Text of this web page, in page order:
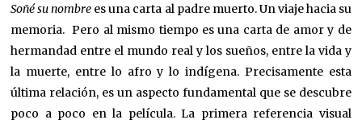
Soñé su nombre es una carta al padre muerto. Un viaje hacia su
memoria. Pero al mismo tiempo es una carta de amor y de
hermandad entre el mundo real y los sueños, entre la vida y
la muerte, entre lo afro y lo indígena. Precisamente esta
última relación, es un aspecto fundamental que se descubre
poco a poco en la película. La primera referencia visual